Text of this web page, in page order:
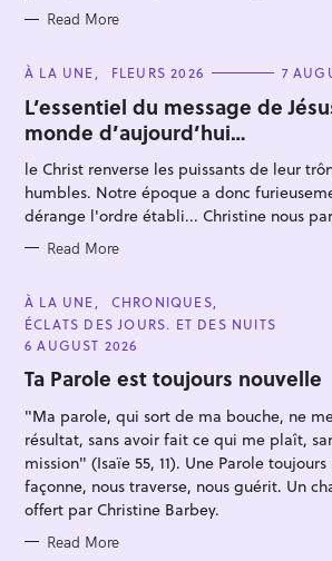
Read More
C
T
E
G
O
R
I
E
S
À LA UNE FLEURS 2026 7
L’essentiel du message de
monde d’aujourd’hui…
le Christ renverse les puissants de leur
humbles. Notre époque a donc
dérange l'ordre établi... Christine nous
Read More
C
A
T
E
O
R
E
À LA UNE
CHRONIQUES
ÉCLATS DES JOURS. ET DES NUITS
6 AUGUST 2026
Ta Parole est toujours nouvelle
"Ma parole, qui sort de ma bouche, ne
résultat, sans avoir fait ce qui me plaît,
mission" (Isaïe 55, 11). Une Parole
façonne, nous traverse, nous guérit. Un
offert par Christine Barbey.
Read More